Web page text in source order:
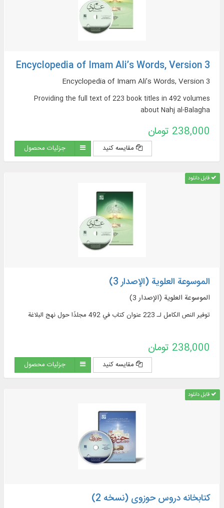
Encyclopedia of Imam Ali’s Words, Version 3
Encyclopedia of Imam Ali’s Words, Version 3
Providing the full text of 223 book titles in 492 volumes
about Nahj al-Balagha
238,000 تومان
مقایسه کنید جزئیات محصول
قابل دانلود
الموسوعة العلوية (الإصدار 3)
الموسوعة العلوية (الإصدار 3)
توفير النص الكامل لـ 223 عنوان كتاب في 492 مجلدًا حول نهج البلاغة
238,000 تومان
مقایسه کنید جزئیات محصول
قابل دانلود
کتابخانه دروس حوزوی (نسخه 2)